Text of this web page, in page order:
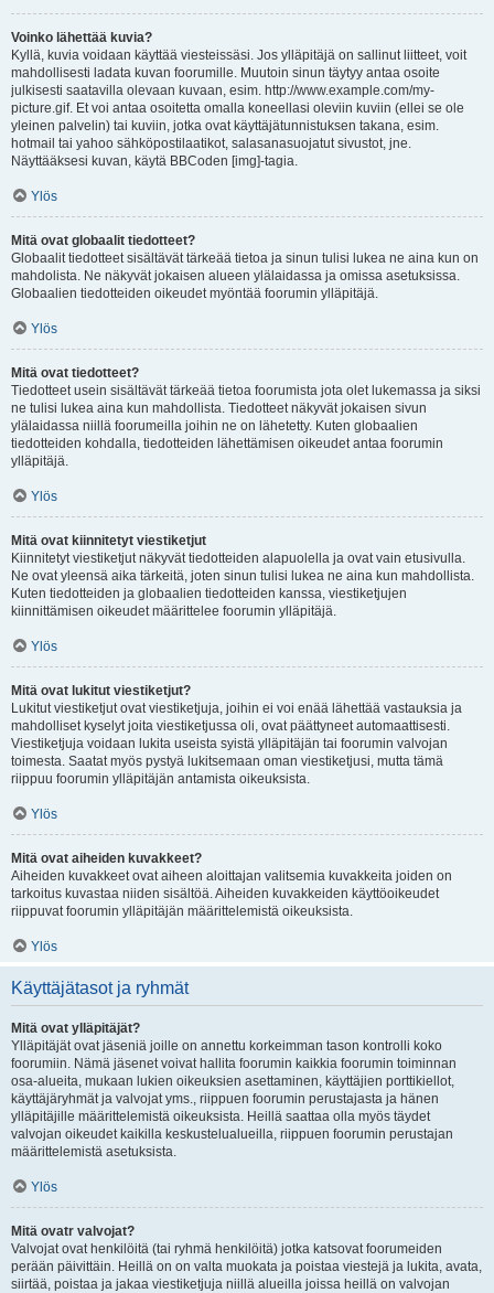
Voinko lähettää kuvia?
Kyllä, kuvia voidaan käyttää viesteissäsi. Jos ylläpitäjä on sallinut liitteet, voit
mahdollisesti ladata kuvan foorumille. Muutoin sinun täytyy antaa osoite
julkisesti saatavilla olevaan kuvaan, esim. http://www.example.com/my-
picture.gif. Et voi antaa osoitetta omalla koneellasi oleviin kuviin (ellei se ole
yleinen palvelin) tai kuviin, jotka ovat käyttäjätunnistuksen takana, esim.
hotmail tai yahoo sähköpostilaatikot, salasanasuojatut sivustot, jne.
Näyttääksesi kuvan, käytä BBCoden [img]-tagia.
Ylös
Mitä ovat globaalit tiedotteet?
Globaalit tiedotteet sisältävät tärkeää tietoa ja sinun tulisi lukea ne aina kun on
mahdolista. Ne näkyvät jokaisen alueen ylälaidassa ja omissa asetuksissa.
Globaalien tiedotteiden oikeudet myöntää foorumin ylläpitäjä.
Ylös
Mitä ovat tiedotteet?
Tiedotteet usein sisältävät tärkeää tietoa foorumista jota olet lukemassa ja siksi
ne tulisi lukea aina kun mahdollista. Tiedotteet näkyvät jokaisen sivun
ylälaidassa niillä foorumeilla joihin ne on lähetetty. Kuten globaalien
tiedotteiden kohdalla, tiedotteiden lähettämisen oikeudet antaa foorumin
ylläpitäjä.
Ylös
Mitä ovat kiinnitetyt viestiketjut
Kiinnitetyt viestiketjut näkyvät tiedotteiden alapuolella ja ovat vain etusivulla.
Ne ovat yleensä aika tärkeitä, joten sinun tulisi lukea ne aina kun mahdollista.
Kuten tiedotteiden ja globaalien tiedotteiden kanssa, viestiketjujen
kiinnittämisen oikeudet määrittelee foorumin ylläpitäjä.
Ylös
Mitä ovat lukitut viestiketjut?
Lukitut viestiketjut ovat viestiketjuja, joihin ei voi enää lähettää vastauksia ja
mahdolliset kyselyt joita viestiketjussa oli, ovat päättyneet automaattisesti.
Viestiketjuja voidaan lukita useista syistä ylläpitäjän tai foorumin valvojan
toimesta. Saatat myös pystyä lukitsemaan oman viestiketjusi, mutta tämä
riippuu foorumin ylläpitäjän antamista oikeuksista.
Ylös
Mitä ovat aiheiden kuvakkeet?
Aiheiden kuvakkeet ovat aiheen aloittajan valitsemia kuvakkeita joiden on
tarkoitus kuvastaa niiden sisältöä. Aiheiden kuvakkeiden käyttöoikeudet
riippuvat foorumin ylläpitäjän määrittelemistä oikeuksista.
Ylös
Käyttäjätasot ja ryhmät
Mitä ovat ylläpitäjät?
Ylläpitäjät ovat jäseniä joille on annettu korkeimman tason kontrolli koko
foorumiin. Nämä jäsenet voivat hallita foorumin kaikkia foorumin toiminnan
osa-alueita, mukaan lukien oikeuksien asettaminen, käyttäjien porttikiellot,
käyttäjäryhmät ja valvojat yms., riippuen foorumin perustajasta ja hänen
ylläpitäjille määrittelemistä oikeuksista. Heillä saattaa olla myös täydet
valvojan oikeudet kaikilla keskustelualueilla, riippuen foorumin perustajan
määrittelemistä asetuksista.
Ylös
Mitä ovatr valvojat?
Valvojat ovat henkilöitä (tai ryhmä henkilöitä) jotka katsovat foorumeiden
perään päivittäin. Heillä on on valta muokata ja poistaa viestejä ja lukita, avata,
siirtää, poistaa ja jakaa viestiketjuja niillä alueilla joissa heillä on valvojan